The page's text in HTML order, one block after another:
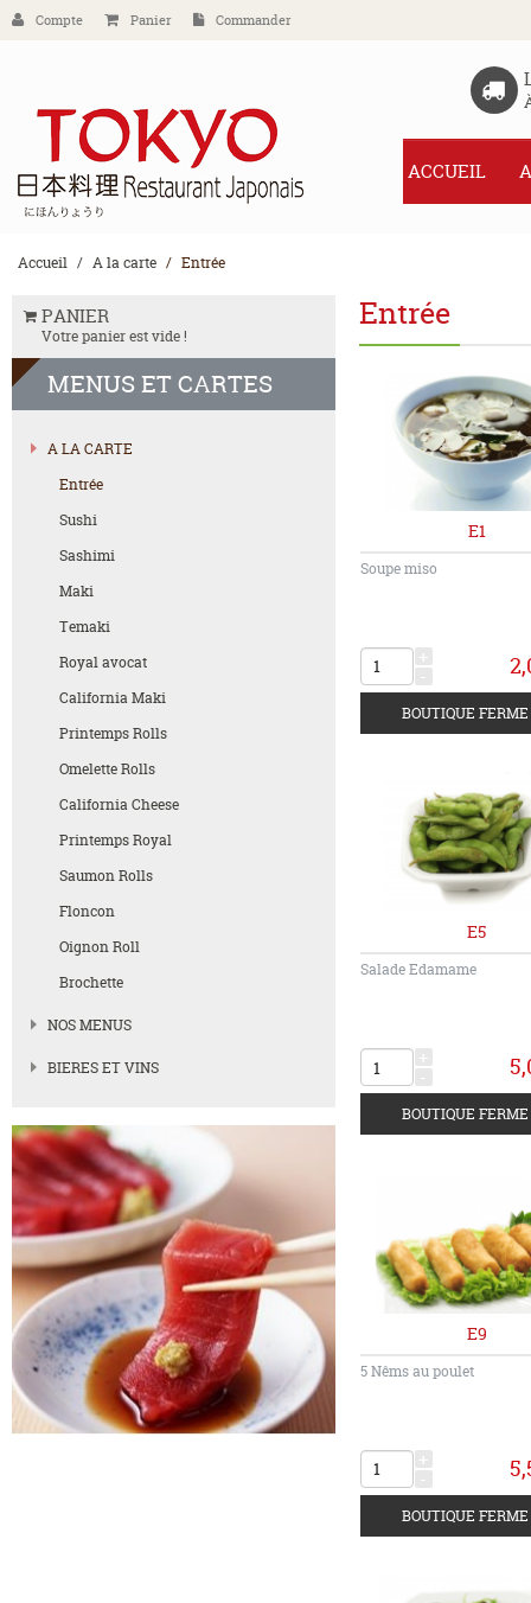
Compte Panier Commander
ACCUEIL
Accueil A la carte Entrée
PANIER
Votre panier est vide !
MENUS ET CARTES
A LA CARTE
Entrée
Sushi
Sashimi
Maki
Temaki
Royal avocat
California Maki
Printemps Rolls
Omelette Rolls
California Cheese
Printemps Royal
Saumon Rolls
Floncon
Oignon Roll
Brochette
NOS MENUS
BIERES ET VINS
Entrée
E1
Soupe miso
E5
Salade Edamame
E9
5 Nêms au poulet